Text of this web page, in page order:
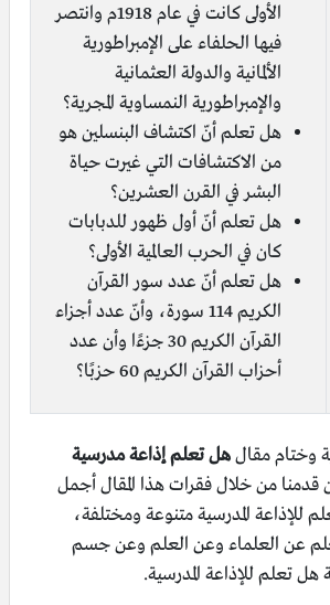
الأولى كانت في عام 1918م وانتصر
فيها الحلفاء على الإمبراطورية
الألمانية والدولة العثمانية
والإمبراطورية النمساوية المجرية؟
هل تعلم أنّ اكتشاف البنسلين هو
من الاكتشافات التي غيرت حياة
البشر في القرن العشرين؟
هل تعلم أنّ أول ظهور للدبابات
كان في الحرب العالمية الأولى؟
هل تعلم أنّ عدد سور القرآن
الكريم 114 سورة، وأنّ عدد أجزاء
القرآن الكريم 30 جزءًا وأن عدد
أحزاب القرآن الكريم 60 حزبًا؟
وختام مقالهل تعلم إذاعة مدرسية
قدمنا من خلال فقرات هذا المقال أجمل
للإذاعة المدرسية متنوعة ومختلفة،
عن العلماء وعن العلم وعن جسم
هل تعلم للإذاعة المدرسية.